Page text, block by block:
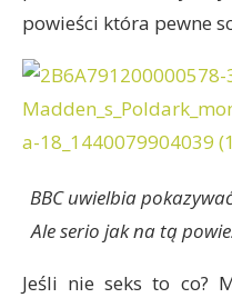
powieści która pewne
BBC uwielbia
Ale serio jak na tą
Jeśli nie seks to co?